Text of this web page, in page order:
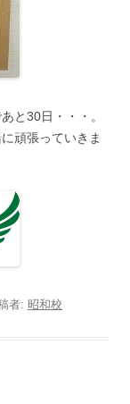
と30日・・・。
頑張っていきま
者: 昭和校